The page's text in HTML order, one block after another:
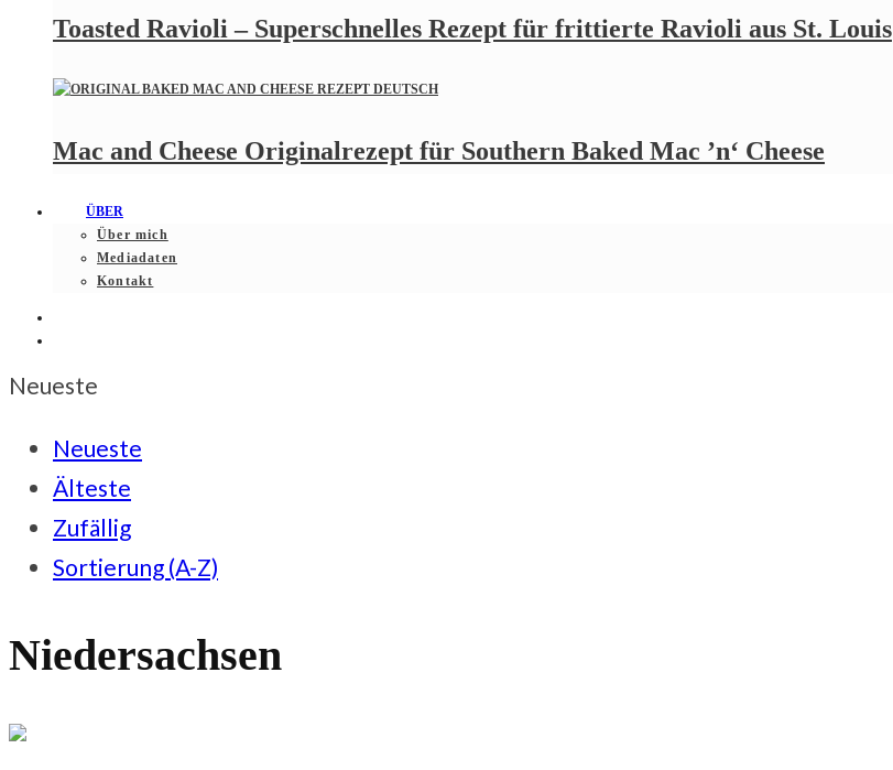
Toasted Ravioli – Superschnelles Rezept für frittierte Ravioli aus St. Louis
Mac and Cheese Originalrezept für Southern Baked Mac ’n‘ Cheese
ÜBER
Über mich
Mediadaten
Kontakt
Neueste
Neueste
Älteste
Zufällig
Sortierung (A-Z)
Niedersachsen